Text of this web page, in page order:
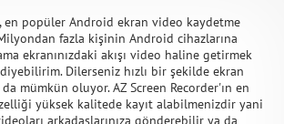
en popüler Android ekran video kaydetme
fazla kişinin Android cihazlarına
ekranınızdaki akışı video haline getirmek
Dilerseniz hızlı bir şekilde ekran
mümkün oluyor. AZ Screen Recorder'ın en
yüksek kalitede kayıt alabilmenizdir yani
arkadaşlarınıza gönderebilir ya da